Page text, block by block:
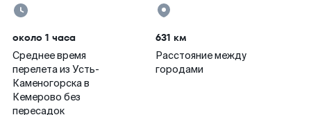
около 1 часа
Среднее время
перелета из Усть-
Каменогорска в
Кемерово без
пересадок
631 км
Расстояние между
городами